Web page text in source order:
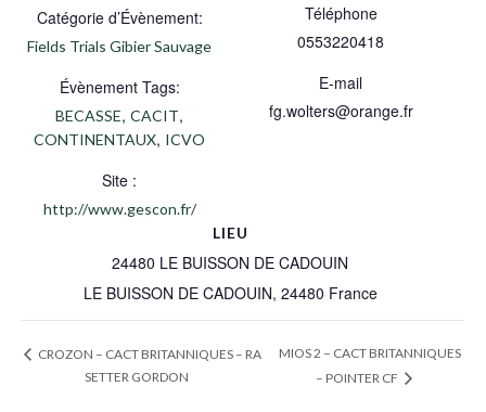
Catégorie d’Évènement:
Fields Trials Gibier Sauvage
Évènement Tags:
BECASSE, CACIT,
CONTINENTAUX, ICVO
Site :
http://www.gescon.fr/
LIEU
24480 LE BUISSON DE CADOUIN
LE BUISSON DE CADOUIN, 24480 France
Téléphone
0553220418
E-mail
fg.wolters@orange.fr
CROZON – CACT BRITANNIQUES – RA
SETTER GORDON
MIOS 2 – CACT BRITANNIQUES
– POINTER CF